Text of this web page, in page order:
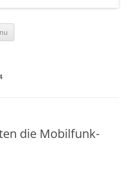
die Mobilfunk-